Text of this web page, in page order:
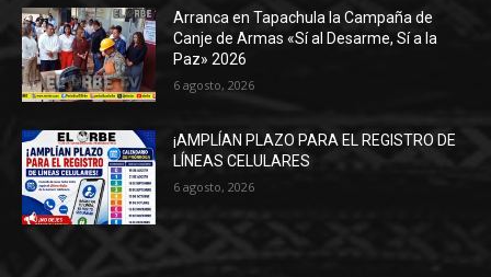
Arranca en Tapachula la Campaña de
Canje de Armas «Sí al Desarme, Sí a la
Paz» 2026
6 agosto, 2026
¡AMPLÍAN PLAZO PARA EL REGISTRO DE
LÍNEAS CELULARES
6 agosto, 2026